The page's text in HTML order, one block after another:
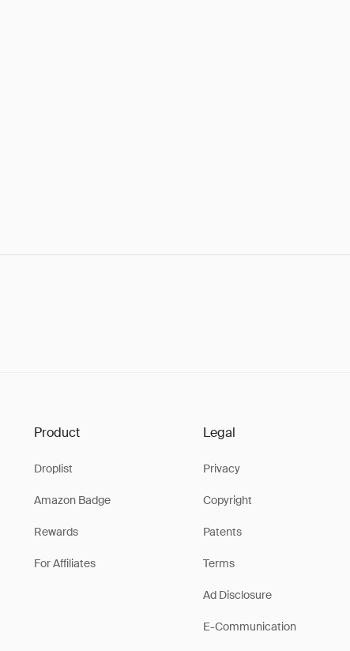
Product
Droplist
Amazon Badge
Rewards
For Affiliates
Legal
Privacy
Copyright
Patents
Terms
Ad Disclosure
E-Communication